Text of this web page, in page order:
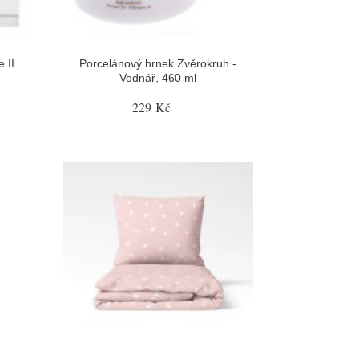
II
Porcelánový hrnek Zvěrokruh -
Vodnář, 460 ml
229 Kč